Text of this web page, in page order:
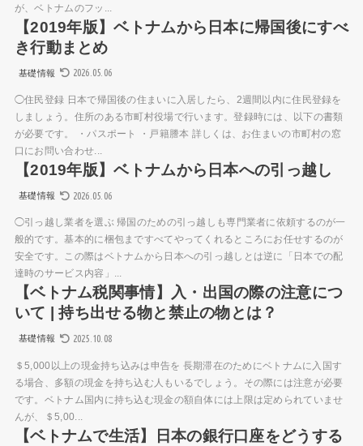
が、ベトナムのフッ...
【2019年版】ベトナムから日本に帰国後にすべ
き行動まとめ
基礎情報 2026.05.06
◯住民登録 日本で帰国後の住まいに入居したら、2週間以内に住民登録を
しましょう。住所のある市町村役場で行います。登録時には、以下の書類
が必要です。 ・パスポート ・戸籍謄本 詳しくは、お住まいの市町村の窓
口にお問い合わせ...
【2019年版】ベトナムから日本への引っ越し
基礎情報 2026.05.06
◯引っ越し業者を選ぶ 帰国のための引っ越しも専門業者に依頼するのが一
般的です。基本的に梱包まですべてやってくれるところにお任せするのが
安全です。この際はベトナムから日本への引っ越しとは逆に「日本での配
達時のサービス内容」...
【ベトナム税関事情】入・出国の際の注意につ
いて | 持ち出せる物と禁止の物とは？
基礎情報 2025.10.08
＄5,000以上の現金持ち込みは申告を 長期滞在のためにベトナムに入国す
る場合、多額の現金を持ち込む人もいるでしょう。その際には注意が必要
です。ベトナム国内に持ち込む現金の額自体には上限は定められていませ
んが、＄5,00...
【ベトナムで生活】日本の銀行口座をどうする